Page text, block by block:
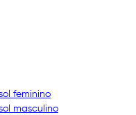
feminino
masculino